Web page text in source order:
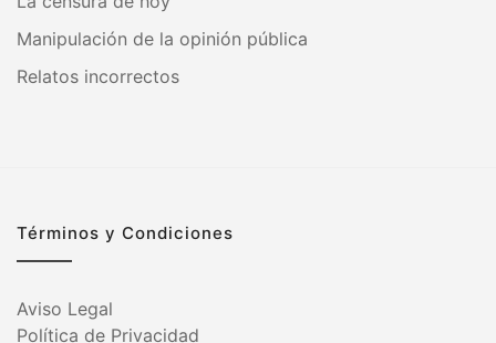
Manipulación de la opinión pública
Relatos incorrectos
Términos y Condiciones
Aviso Legal
Política de Privacidad